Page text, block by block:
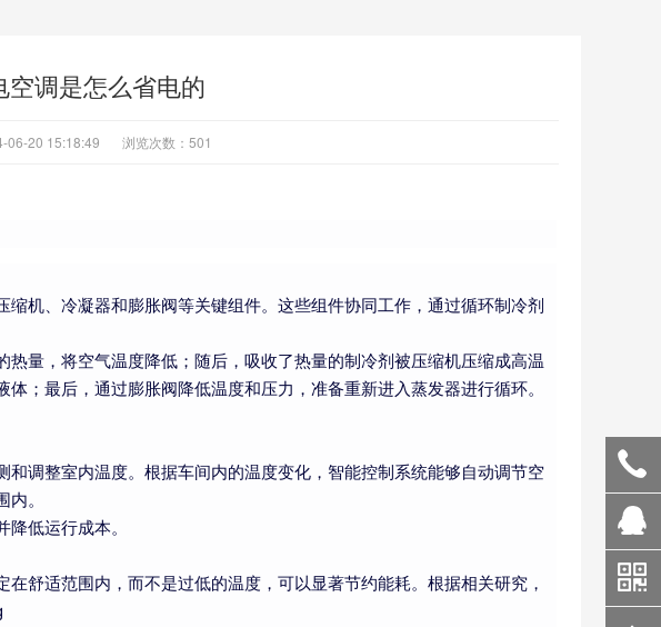
空调是怎么省电的
06-20 15:18:49 浏览次数：501
机、冷凝器和膨胀阀等关键组件。这些组件协同工作，通过循环制冷剂
量，将空气温度降低；随后，吸收了热量的制冷剂被压缩机压缩成高温
；最后，通过膨胀阀降低温度和压力，准备重新进入蒸发器进行循环。
调整室内温度。根据车间内的温度变化，智能控制系统能够自动调节空
。
低运行成本。
舒适范围内，而不是过低的温度，可以显著节约能耗。根据相关研究，